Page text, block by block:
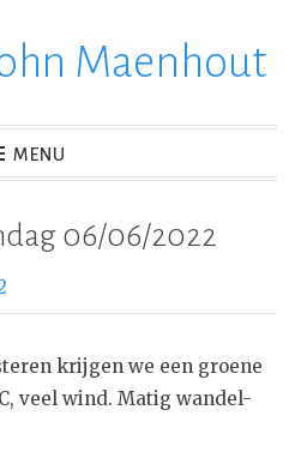
Maenhout
MENU
06/06/2022
krijgen we een groene
veel wind. Matig wandel-